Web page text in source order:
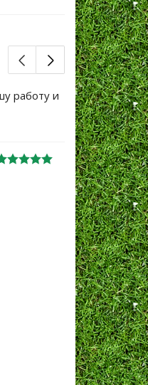
работу и
Большое
уже не
Жанна
06.10.2024